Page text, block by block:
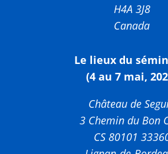
H4A 3J8
Canada
Le lieux du
(4 au 7 mai,
Château de
3 Chemin du Bon
CS 80101